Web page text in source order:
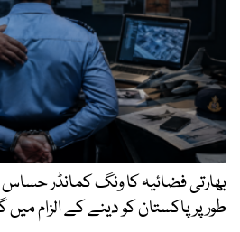
بھارتی فضائیہ کا ونگ کمانڈر
طور پر پاکستان کو دینے کے الزام میں